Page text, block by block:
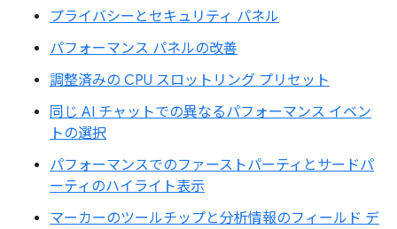
プライバシーとセキュリティ パネル
パフォーマンス パネルの改善
調整済みの CPU スロットリング プリセット
同じ AI チャットでの異なるパフォーマンス イベン
トの選択
パフォーマンスでのファーストパーティとサードパ
ーティのハイライト表示
マーカーのツールチップと分析情報のフィールド デ